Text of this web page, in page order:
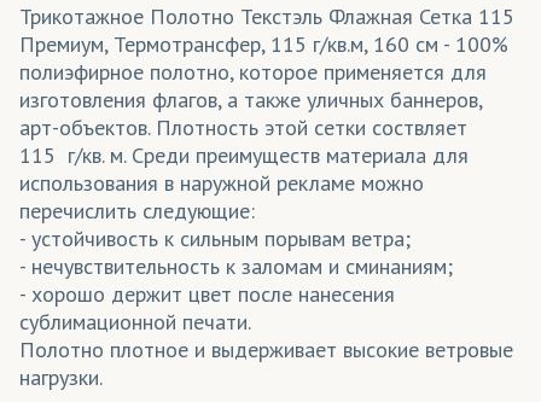
Трикотажное Полотно Текстэль Флажная Сетка 115
Премиум, Термотрансфер, 115 г/кв.м, 160 см - 100%
полиэфирное полотно, которое применяется для
изготовления флагов, а также уличных баннеров,
арт-объектов. Плотность этой сетки соствляет
115 г/кв. м. Среди преимуществ материала для
использования в наружной рекламе можно
перечислить следующие:
- устойчивость к сильным порывам ветра;
- нечувствительность к заломам и сминаниям;
- хорошо держит цвет после нанесения
сублимационной печати.
Полотно плотное и выдерживает высокие ветровые
нагрузки.